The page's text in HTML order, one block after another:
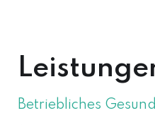
Betriebliches